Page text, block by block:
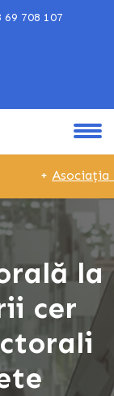
69 708 107
+Asociația
la
cer